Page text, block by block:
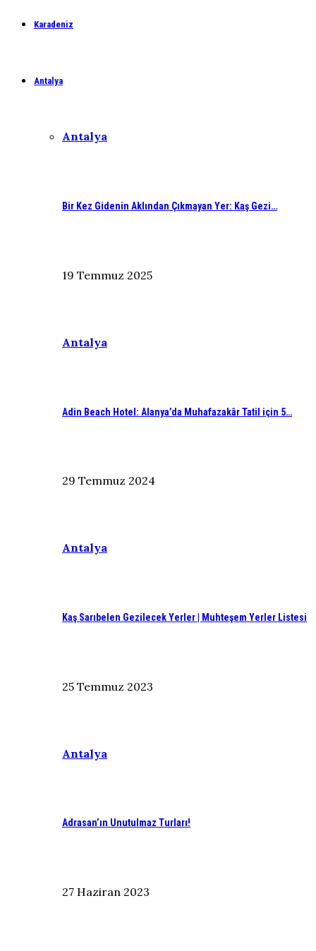
Karadeniz
Antalya
Antalya
Bir Kez Gidenin Aklından Çıkmayan Yer: Kaş Gezi…
19 Temmuz 2025
Antalya
Adin Beach Hotel: Alanya’da Muhafazakâr Tatil için 5…
29 Temmuz 2024
Antalya
Kaş Sarıbelen Gezilecek Yerler | Muhteşem Yerler Listesi
25 Temmuz 2023
Antalya
Adrasan’ın Unutulmaz Turları!
27 Haziran 2023